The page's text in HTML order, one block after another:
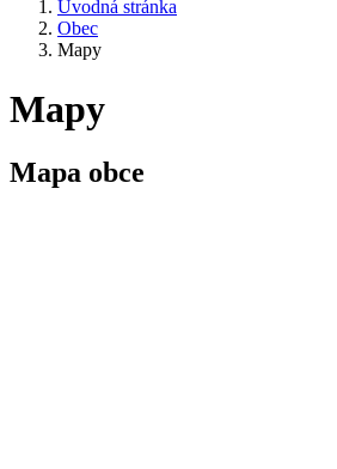
Úvodná stránka
Obec
Mapy
Mapy
Mapa obce